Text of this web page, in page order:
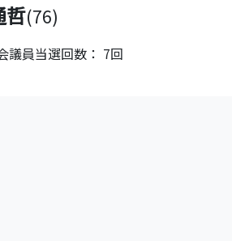
哲(76)
議員当選回数： 7回